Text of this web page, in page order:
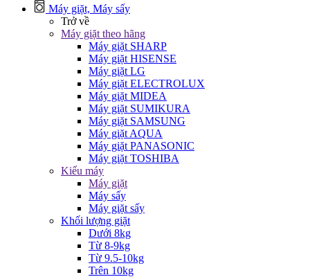
Máy giặt, Máy sấy
Trở về
Máy giặt theo hãng
Máy giặt SHARP
Máy giặt HISENSE
Máy giặt LG
Máy giặt ELECTROLUX
Máy giặt MIDEA
Máy giặt SUMIKURA
Máy giặt SAMSUNG
Máy giặt AQUA
Máy giặt PANASONIC
Máy giặt TOSHIBA
Kiểu máy
Máy giặt
Máy sấy
Máy giặt sấy
Khối lượng giặt
Dưới 8kg
Từ 8-9kg
Từ 9.5-10kg
Trên 10kg